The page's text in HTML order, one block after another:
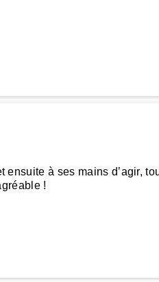
à ses mains d’agir,
!